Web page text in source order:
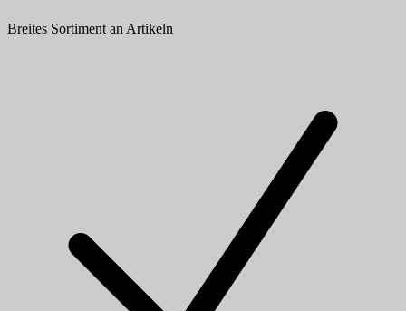
Breites Sortiment an Artikeln